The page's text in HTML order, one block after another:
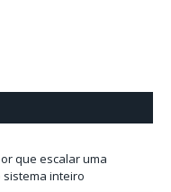
que escalar uma
inteiro